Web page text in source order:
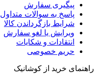
پیگیری سفارش
پاسخ به سوالات متداول
شرایط بازگرداندن کالا
ویرایش یا لغو سفارش
انتقادات و شکایات
حریم خصوصی
راهنمای خرید از کوشانیک